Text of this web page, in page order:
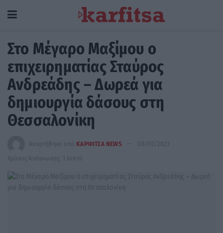
Στο Μέγαρο Μαξίμου ο
επιχειρηματίας Σταύρος
Ανδρεάδης – Δωρεά για
δημιουργία δάσους στη
Θεσσαλονίκη
Αναρτήθηκε από ΚΑΡΦΙΤΣΑ NEWS
08/02/2023
Χρόνος Ανάγνωσης: 1 λεπτό